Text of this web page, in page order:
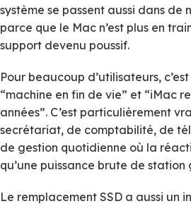
système se passent aussi dans de
parce que le Mac n’est plus en
support devenu poussif.
Pour beaucoup d’utilisateurs,
“machine en fin de vie” et “iMac
années”. C’est particulièrement
secrétariat, de comptabilité, de
de gestion quotidienne où la
qu’une puissance brute de station
Le remplacement SSD a aussi un